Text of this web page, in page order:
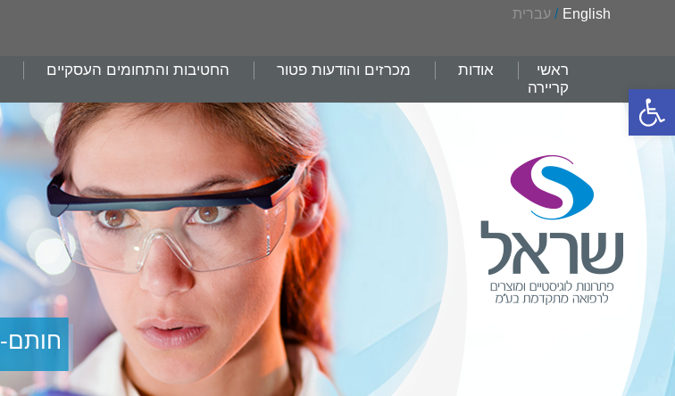
פתח סרגל נגישות
English
/ עברית
ראשי אודות מכרזים והודעות פטור החטיבות והתחומים העסקיים
קריירה
חותם-2018—עומד-עברית